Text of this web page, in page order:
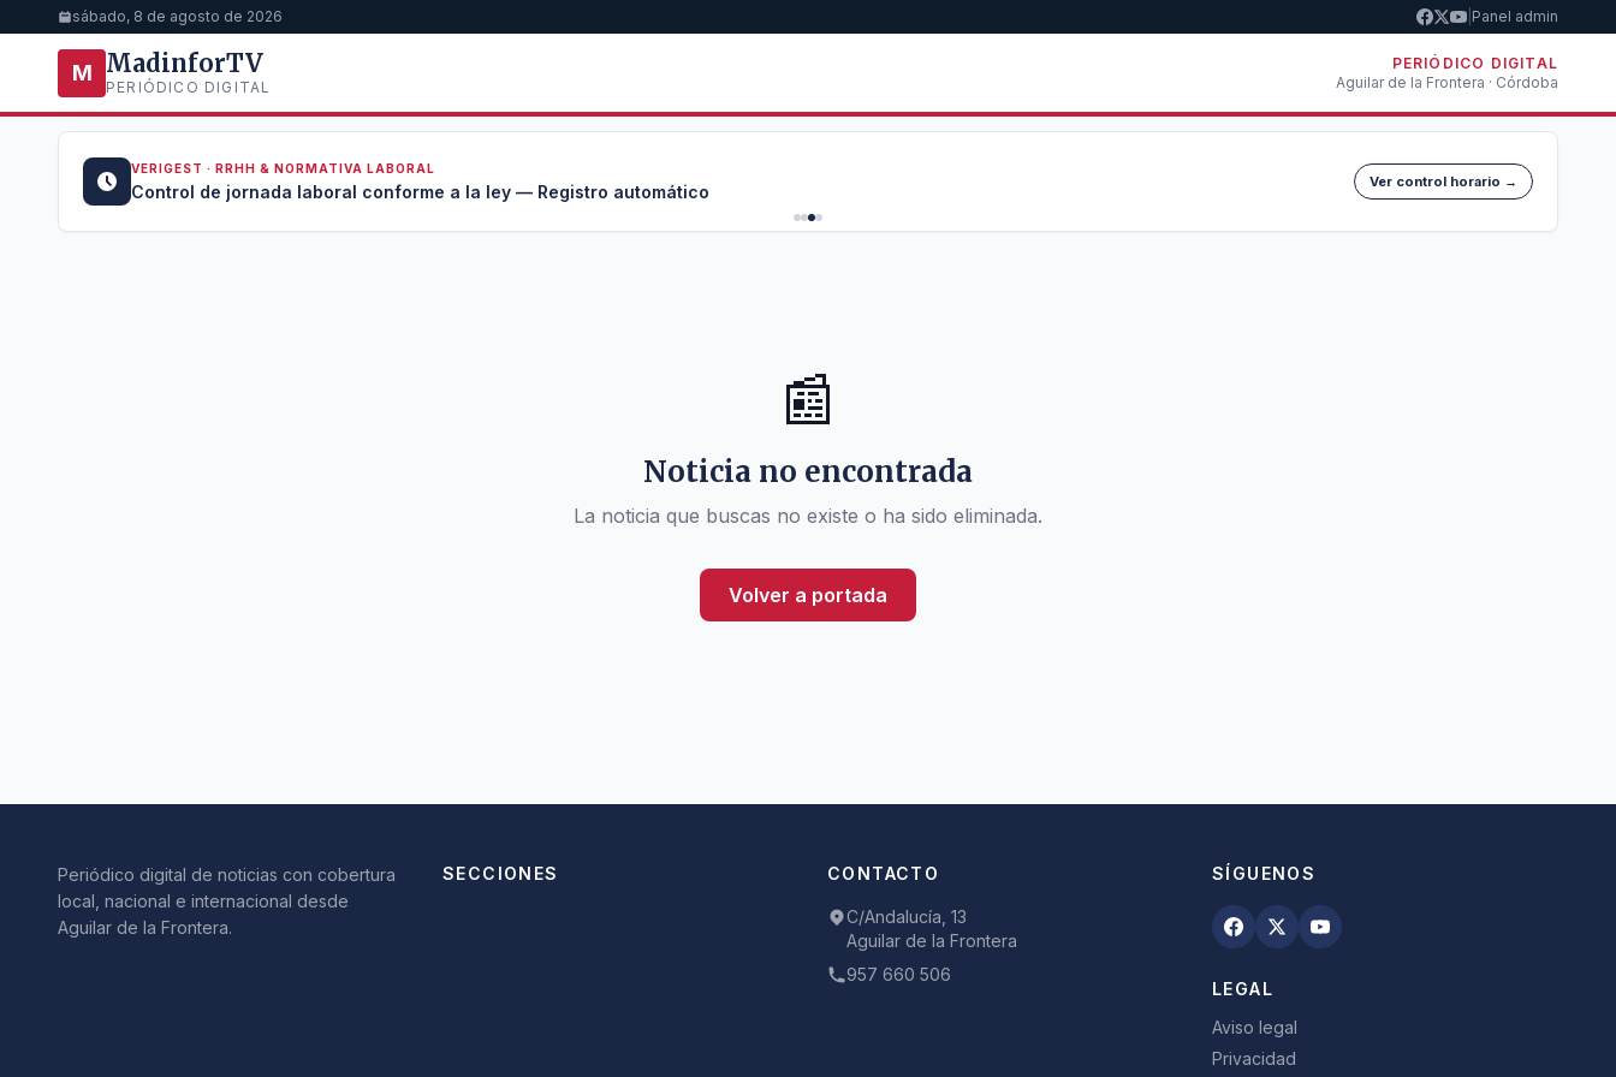
sábado, 8 de agosto de 2026 Panel admin
M MadinforTV
PERIÓDICO DIGITAL
PERIÓDICO DIGITAL
Aguilar de la Frontera · Córdoba
VERIGEST · RRHH & NORMATIVA LABORAL
Control de jornada laboral conforme a la ley — Registro automático Ver control horario →
📰
Noticia no encontrada
La noticia que buscas no existe o ha sido eliminada.
Volver a portada
Periódico digital de noticias con cobertura
local, nacional e internacional desde
Aguilar de la Frontera.
SECCIONES CONTACTO
C/Andalucía, 13
Aguilar de la Frontera
957 660 506
SÍGUENOS
LEGAL
Aviso legal
Privacidad